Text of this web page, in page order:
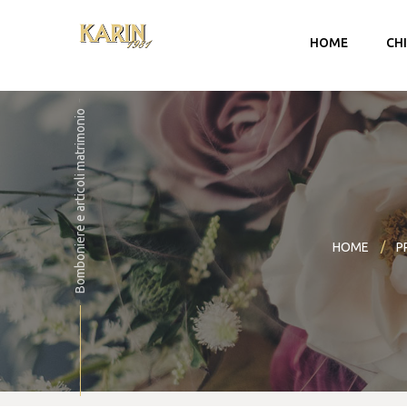
HOME
Account
Carrello
Checkout
Bomboniere e articoli matrimonio HOME